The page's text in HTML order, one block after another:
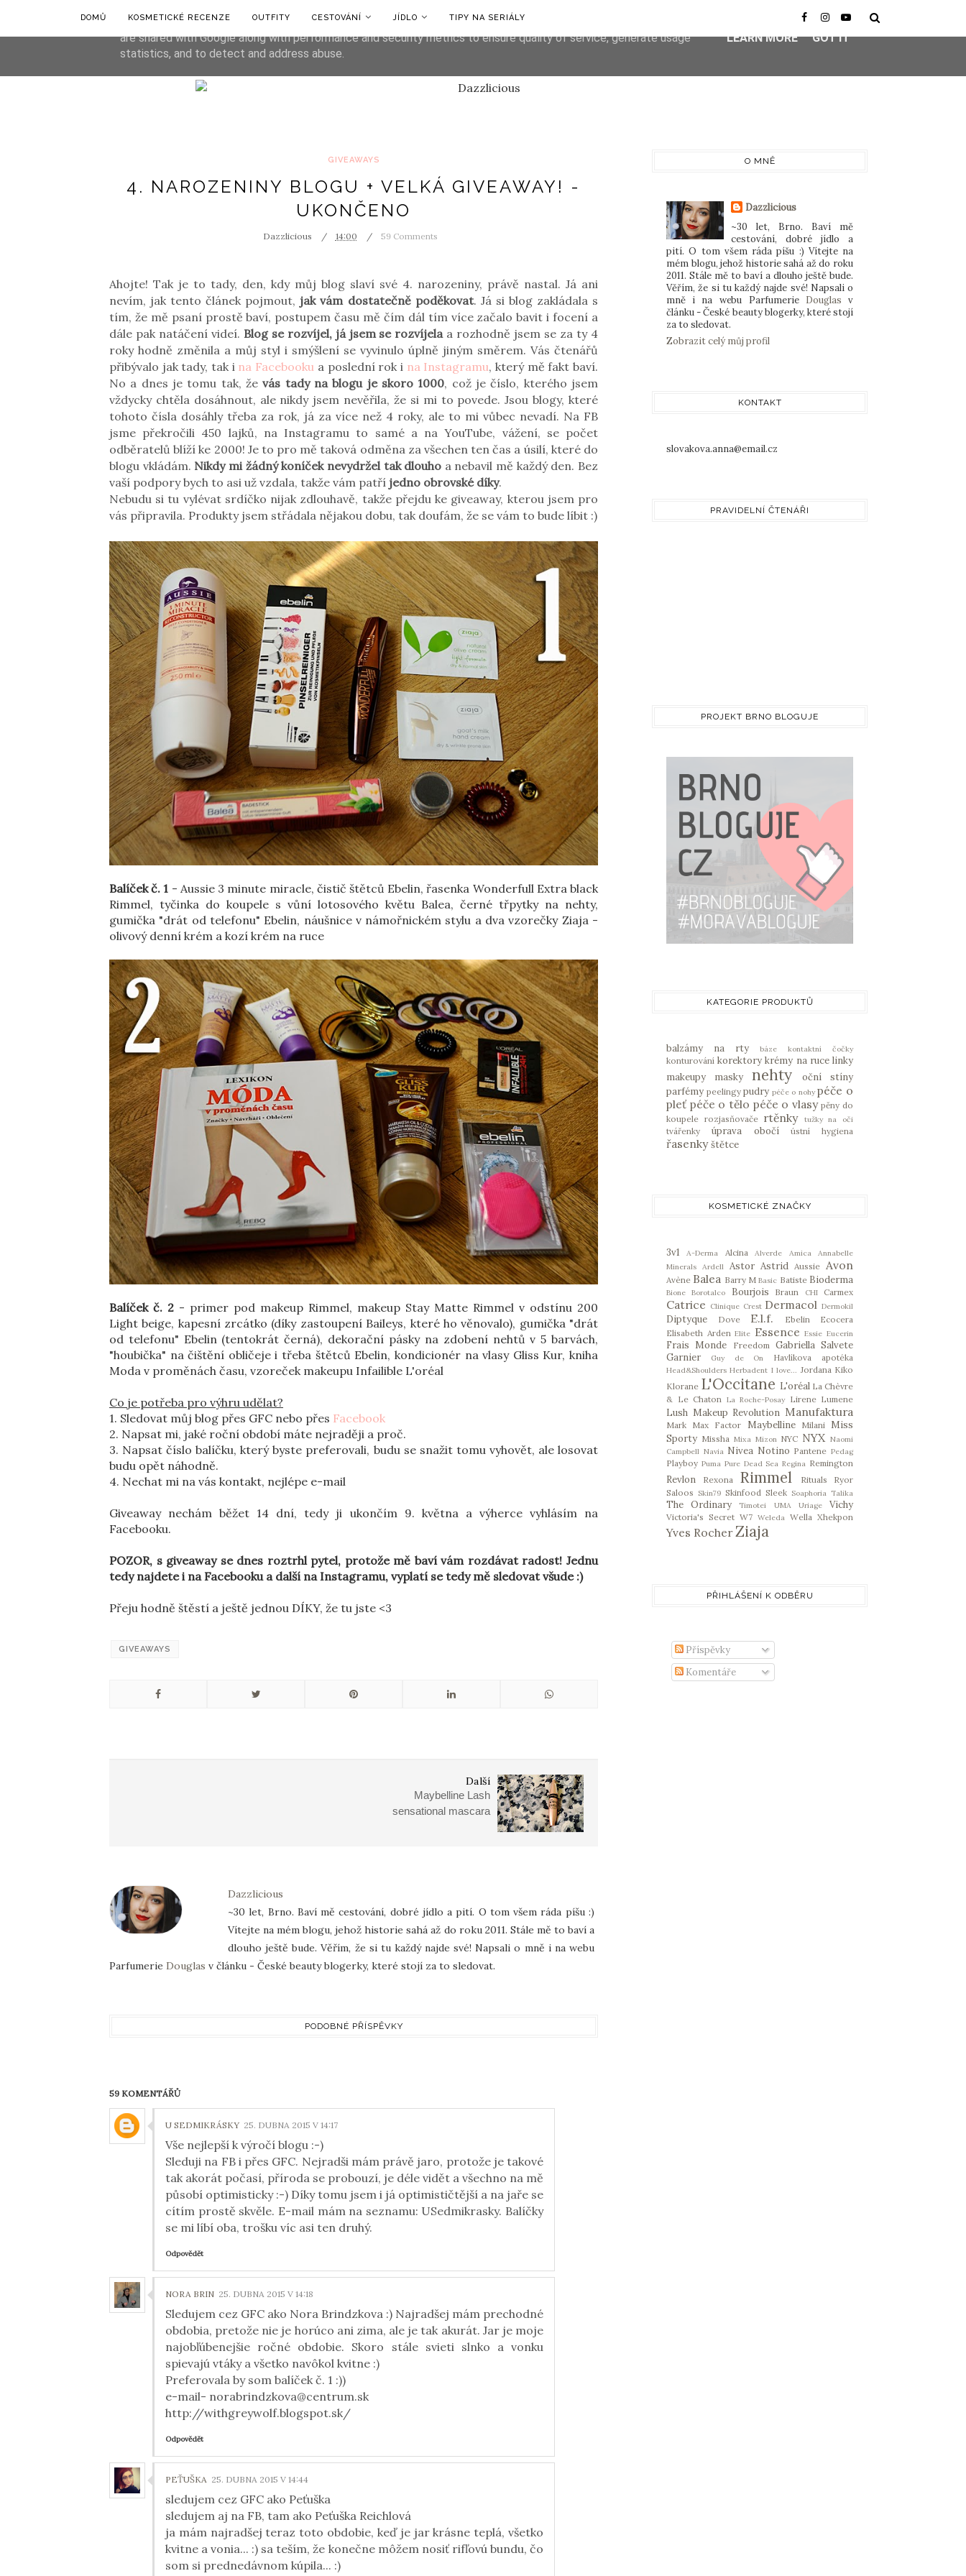
DOMŮ KOSMETICKÉ RECENZE OUTFITY CESTOVÁNÍ JÍDLO TIPY NA SERIÁLY
GIVEAWAYS
4. NAROZENINY BLOGU + VELKÁ GIVEAWAY! -
UKONČENO
Dazzlicious 14:00 59 Comments
Ahojte! Tak je to tady, den, kdy můj blog slaví své 4. narozeniny, právě nastal. Já ani
nevím, jak tento článek pojmout, jak vám dostatečně poděkovat. Já si blog zakládala s
tím, že mě psaní prostě baví, postupem času mě čím dál tím více začalo bavit i focení a
dále pak natáčení videí. Blog se rozvíjel, já jsem se rozvíjelaa rozhodně jsem se za ty 4
roky hodně změnila a můj styl i smýšlení se vyvinulo úplně jiným směrem. Vás čtenářů
přibývalo jak tady, tak i na Facebooku a poslední rok i na Instagramu, který mě fakt baví.
No a dnes je tomu tak, ževás tady na blogu je skoro 1000, což je číslo, kterého jsem
vždycky chtěla dosáhnout, ale nikdy jsem nevěřila, že si mi to povede. Jsou blogy, které
tohoto čísla dosáhly třeba za rok, já za více než 4 roky, ale to mi vůbec nevadí. Na FB
jsme překročili 450 lajků, na Instagramu to samé a na YouTube, vážení, se počet
odběratelů blíží ke 2000! Je to pro mě taková odměna za všechen ten čas a úsilí, které do
blogu vkládám. Nikdy mi žádný koníček nevydržel tak dlouho a nebavil mě každý den. Bez
vaší podpory bych to asi už vzdala, takže vám patří jedno obrovské díky.
Nebudu si tu vylévat srdíčko nijak zdlouhavě, takže přejdu ke giveaway, kterou jsem pro
vás připravila. Produkty jsem střádala nějakou dobu, tak doufám, že se vám to bude líbit :)
Balíček č. 1 - Aussie 3 minute miracle, čistič štětců Ebelin, řasenka Wonderfull Extra black
Rimmel, tyčinka do koupele s vůní lotosového květu Balea, černé třpytky na nehty,
gumička "drát od telefonu" Ebelin, náušnice v námořnickém stylu a dva vzorečky Ziaja -
olivový denní krém a kozí krém na ruce
Balíček č. 2 - primer pod makeup Rimmel, makeup Stay Matte Rimmel v odstínu 200
Light beige, kapesní zrcátko (díky zastoupení Baileys, které ho věnovalo), gumička "drát
od telefonu" Ebelin (tentokrát černá), dekorační pásky na zdobení nehtů v 5 barvách,
"houbička" na čištění obličeje i třeba štětců Ebelin, kondicionér na vlasy Gliss Kur, kniha
Moda v proměnách času, vzoreček makeupu Infailible L'oréal
Co je potřeba pro výhru udělat?
1. Sledovat můj blog přes GFC nebo přes Facebook
2. Napsat mi, jaké roční období máte nejraději a proč.
3. Napsat číslo balíčku, který byste preferovali, budu se snažit tomu vyhovět, ale losovat
budu opět náhodně.
4. Nechat mi na vás kontakt, nejlépe e-mail
Giveaway nechám běžet 14 dní, tedy ji ukončím 9. května a výherce vyhlásím na
Facebooku.
POZOR, s giveaway se dnes roztrhl pytel, protože mě baví vám rozdávat radost! Jednu
tedy najdete i na Facebooku a další na Instagramu, vyplatí se tedy mě sledovat všude :)
Přeju hodně štěstí a ještě jednou DÍKY, že tu jste <3
GIVEAWAYS
Další
Maybelline Lash
sensational mascara
Dazzlicious
~30 let, Brno. Baví mě cestování, dobré jídlo a pití. O tom všem ráda píšu :)
Vítejte na mém blogu, jehož historie sahá až do roku 2011. Stále mě to baví a
dlouho ještě bude. Věřím, že si tu každý najde své! Napsali o mně i na webu
Parfumerie Douglas v článku - České beauty blogerky, které stojí za to sledovat.
PODOBNÉ PŘÍSPĚVKY
59 KOMENTÁŘŮ
U SEDMIKRÁSKY 25. DUBNA 2015 V 14:17
Vše nejlepší k výročí blogu :-)
Sleduji na FB i přes GFC. Nejradši mám právě jaro, protože je takové
tak akorát počasí, příroda se probouzí, je déle vidět a všechno na mě
působí optimisticky :-) Díky tomu jsem i já optimističtější a na jaře se
cítím prostě skvěle. E-mail mám na seznamu: USedmikrasky. Balíčky
se mi líbí oba, trošku víc asi ten druhý.
Odpovědět
NORA BRIN 25. DUBNA 2015 V 14:18
Sledujem cez GFC ako Nora Brindzkova :) Najradšej mám prechodné
obdobia, pretože nie je horúco ani zima, ale je tak akurát. Jar je moje
najobľúbenejšie ročné obdobie. Skoro stále svieti slnko a vonku
spievajú vtáky a všetko navôkol kvitne :)
Preferovala by som balíček č. 1 :))
e-mail- norabrindzkova@centrum.sk
http://withgreywolf.blogspot.sk/
Odpovědět
PEŤUŠKA 25. DUBNA 2015 V 14:44
sledujem cez GFC ako Peťuška
sledujem aj na FB, tam ako Peťuška Reichlová
ja mám najradšej teraz toto obdobie, keď je jar krásne teplá, všetko
kvitne a vonia... :) sa teším, že konečne môžem nosiť rifľovú bundu, čo
som si prednedávnom kúpila... :)
O MNĚ
Dazzlicious
~30 let, Brno. Baví mě
cestování, dobré jídlo a
pití. O tom všem ráda píšu :) Vítejte na
mém blogu, jehož historie sahá až do roku
2011. Stále mě to baví a dlouho ještě bude.
Věřím, že si tu každý najde své! Napsali o
mně i na webu Parfumerie Douglas v
článku - České beauty blogerky, které stojí
za to sledovat.
Zobrazit celý můj profil
KONTAKT
slovakova.anna@email.cz
PRAVIDELNÍ ČTENÁŘI
PROJEKT BRNO BLOGUJE
KATEGORIE PRODUKTŮ
balzámy na rty báze kontaktní čočky
konturování korektory krémy na ruce linky
makeupy
masky nehty
oční stíny
parfémy peelingy pudry péče o nohy péče o
pleť péče o tělo péče o vlasy pěny do
koupele rozjasňovače rtěnky tužky na oči
tvářenky úprava obočí ústní hygiena
řasenky štětce
KOSMETICKÉ ZNAČKY
3v1 A-Derma Alcina Alverde Amica
Annabelle
Minerals
Ardell Astor Astrid Aussie Avon
Avène Balea Barry M Basic Batiste Bioderma
Bione Borotalco Bourjois Braun CHI Carmex
Catrice Clinique Crest Dermacol Dermokil
Diptyque Dove E.l.f. Ebelin
Ecocera
Elisabeth Arden Elite Essence Essie Eucerin
Frais Monde Freedom Gabriella Salvete
Garnier
Guy de On Havlíkova apotéka
Head&Shoulders Herbadent I love... Jordana Kiko
Klorane L'Occitane L'oréal La Chèvre
& Le Chaton La Roche-Posay Lirene Lumene
Lush Makeup Revolution Manufaktura
Mark Max Factor Maybelline Milani
Miss
Sporty Missha Mixa Mizon NYC NYX Naomi
Campbell Navia Nivea Notino Pantene Pedag
Playboy Puma Pure Dead Sea Regina Remington
Revlon Rexona Rimmel Rituals
Ryor
Saloos
Skin79 Skinfood Sleek Soaphoria Talika
The Ordinary Timotei UMA Uriage Vichy
Victoria's Secret W7 Weleda Wella Xhekpon
Yves Rocher Ziaja
PŘIHLÁŠENÍ K ODBĚRU
Příspěvky
Komentáře
This site uses cookies from Google to deliver its services and to analyze traffic. Your IP address and user-agent
are shared with Google along with performance and security metrics to ensure quality of service, generate usage
statistics, and to detect and address abuse.
LEARN MORE GOT IT